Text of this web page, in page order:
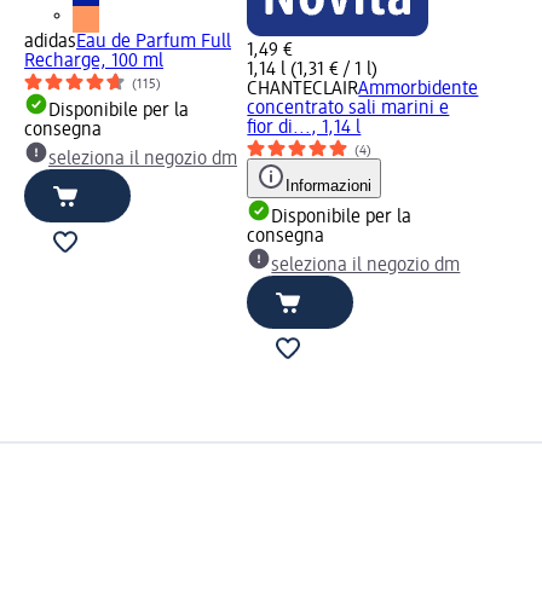
adidasEau de Parfum Full
Recharge, 100 ml
(115)
Disponibile per la
consegna
seleziona il negozio dm
1,49 €
1,14 l (1,31 € / 1 l)
CHANTECLAIRAmmorbidente
concentrato sali marini e
fior di..., 1,14 l
(4)
Informazioni
Disponibile per la
consegna
seleziona il negozio dm